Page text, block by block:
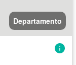
Departamento